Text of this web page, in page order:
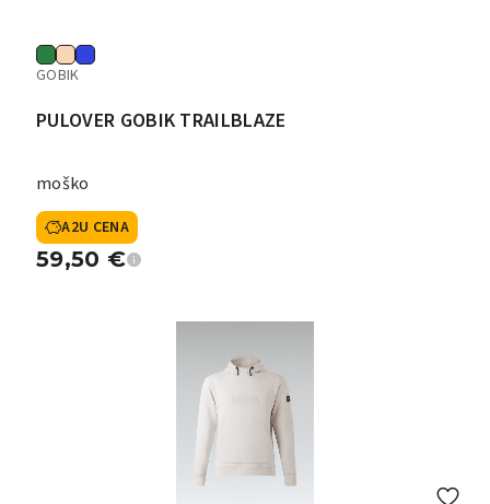
GOBIK
PULOVER GOBIK TRAILBLAZE
moško
A2U CENA
59,50 €